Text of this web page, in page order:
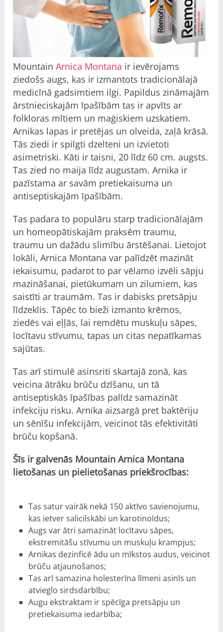
MountainArnica Montana ir ievērojams
ziedošs augs, kas ir izmantots tradicionālajā
medicīnā gadsimtiem ilgi. Papildus zināmajām
ārstnieciskajām īpašībām tas ir apvīts ar
folkloras mītiem un maģiskiem uzskatiem.
Arnikas lapas ir pretējas un olveida, zaļā krāsā.
Tās ziedi ir spilgti dzelteni un izvietoti
asimetriski. Kāti ir taisni, 20 līdz 60 cm. augsts.
Tas zied no maija līdz augustam. Arnika ir
pazīstama ar savām pretiekaisuma un
antiseptiskajām īpašībām.
Tas padara to populāru starp tradicionālajām
un homeopātiskajām praksēm traumu,
traumu un dažādu slimību ārstēšanai. Lietojot
lokāli, Arnica Montana var palīdzēt mazināt
iekaisumu, padarot to par vēlamo izvēli sāpju
mazināšanai, pietūkumam un zilumiem, kas
saistīti ar traumām. Tas ir dabisks pretsāpju
līdzeklis. Tāpēc to bieži izmanto krēmos,
ziedēs vai eļļās, lai remdētu muskuļu sāpes,
locītavu stīvumu, tapas un citas nepatīkamas
sajūtas.
Tas arī stimulē asinsriti skartajā zonā, kas
veicina ātrāku brūču dzīšanu, un tā
antiseptiskās īpašības palīdz samazināt
infekciju risku. Arnika aizsargā pret baktēriju
un sēnīšu infekcijām, veicinot tās efektivitāti
brūču kopšanā.
Šīs ir galvenās Mountain Arnica Montana
lietošanas un pielietošanas priekšrocības:
Tas satur vairāk nekā 150 aktīvo savienojumu,
kas ietver salicilskābi un karotinoīdus;
Augs var ātri samazināt locītavu sāpes,
ekstremitāšu stīvumu un muskuļu krampjus;
Arnikas dezinficē ādu un mīkstos audus, veicinot
brūču atjaunošanos;
Tas arī samazina holesterīna līmeni asinīs un
atvieglo sirdsdarbību;
Augu ekstraktam ir spēcīga pretsāpju un
pretiekaisuma iedarbība;